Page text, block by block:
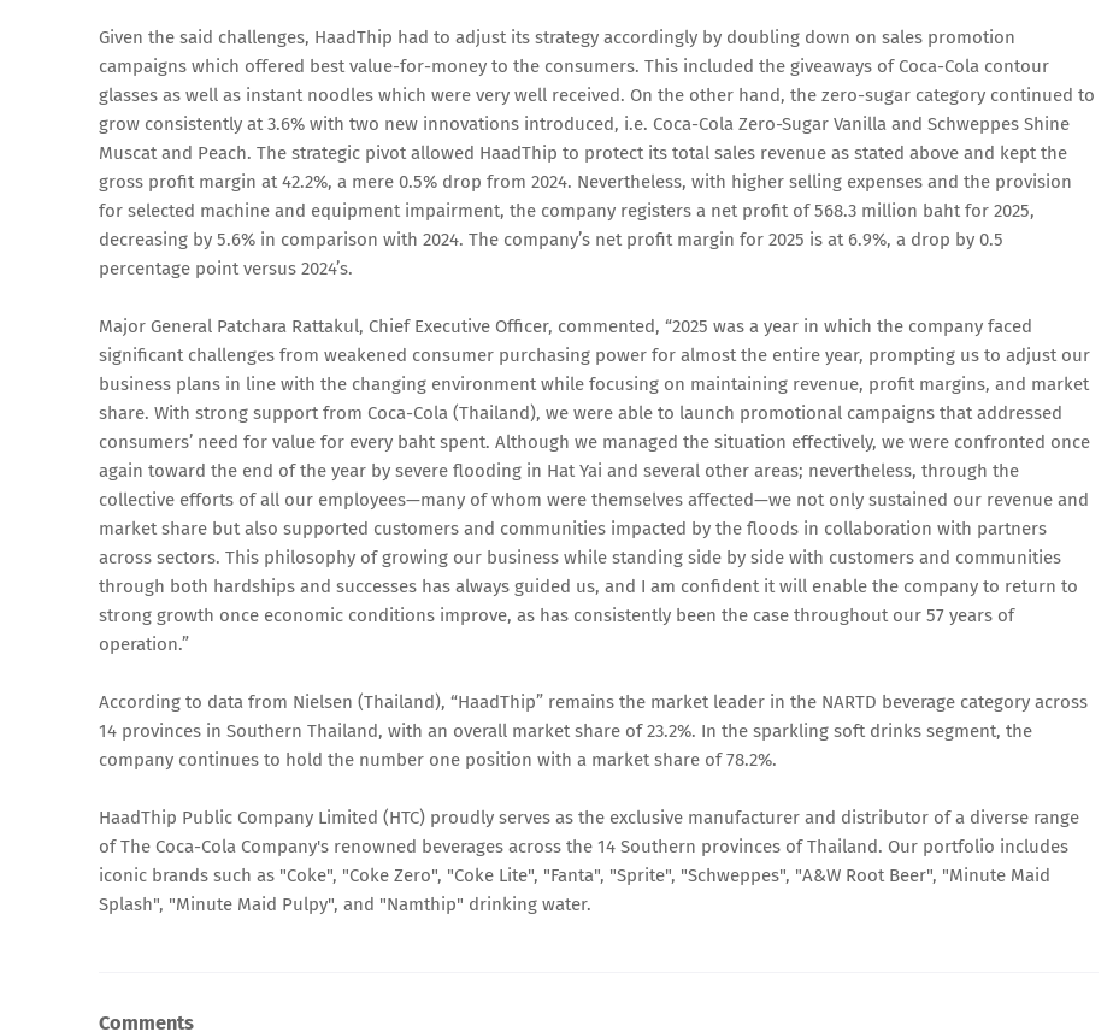
Given the said challenges, HaadThip had to adjust its strategy accordingly by doubling down on sales promotion
campaigns which offered best value-for-money to the consumers. This included the giveaways of Coca-Cola contour
glasses as well as instant noodles which were very well received. On the other hand, the zero-sugar category continued to
grow consistently at 3.6% with two new innovations introduced, i.e. Coca-Cola Zero-Sugar Vanilla and Schweppes Shine
Muscat and Peach. The strategic pivot allowed HaadThip to protect its total sales revenue as stated above and kept the
gross profit margin at 42.2%, a mere 0.5% drop from 2024. Nevertheless, with higher selling expenses and the provision
for selected machine and equipment impairment, the company registers a net profit of 568.3 million baht for 2025,
decreasing by 5.6% in comparison with 2024. The company’s net profit margin for 2025 is at 6.9%, a drop by 0.5
percentage point versus 2024’s.
Major General Patchara Rattakul, Chief Executive Officer, commented, “2025 was a year in which the company faced
significant challenges from weakened consumer purchasing power for almost the entire year, prompting us to adjust our
business plans in line with the changing environment while focusing on maintaining revenue, profit margins, and market
share. With strong support from Coca-Cola (Thailand), we were able to launch promotional campaigns that addressed
consumers’ need for value for every baht spent. Although we managed the situation effectively, we were confronted once
again toward the end of the year by severe flooding in Hat Yai and several other areas; nevertheless, through the
collective efforts of all our employees—many of whom were themselves affected—we not only sustained our revenue and
market share but also supported customers and communities impacted by the floods in collaboration with partners
across sectors. This philosophy of growing our business while standing side by side with customers and communities
through both hardships and successes has always guided us, and I am confident it will enable the company to return to
strong growth once economic conditions improve, as has consistently been the case throughout our 57 years of
operation.”
According to data from Nielsen (Thailand), “HaadThip” remains the market leader in the NARTD beverage category across
14 provinces in Southern Thailand, with an overall market share of 23.2%. In the sparkling soft drinks segment, the
company continues to hold the number one position with a market share of 78.2%.
HaadThip Public Company Limited (HTC) proudly serves as the exclusive manufacturer and distributor of a diverse range
of The Coca-Cola Company's renowned beverages across the 14 Southern provinces of Thailand. Our portfolio includes
iconic brands such as "Coke", "Coke Zero", "Coke Lite", "Fanta", "Sprite", "Schweppes", "A&W Root Beer", "Minute Maid
Splash", "Minute Maid Pulpy", and "Namthip" drinking water.
Comments